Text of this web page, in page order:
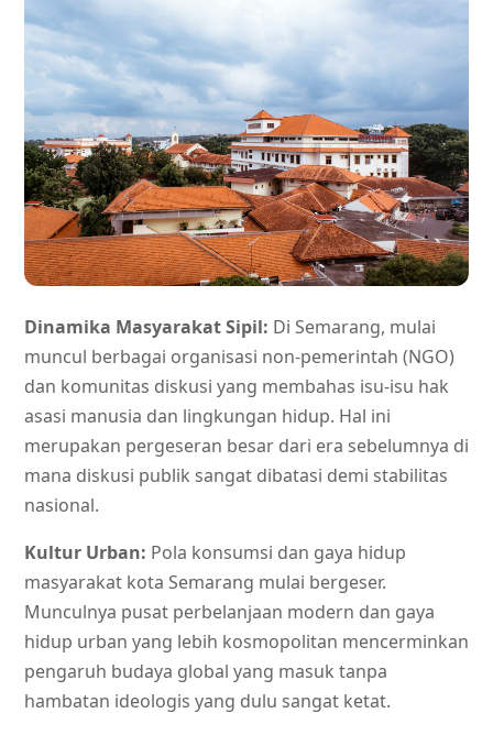
Dinamika Masyarakat Sipil: Di Semarang, mulai
muncul berbagai organisasi non-pemerintah (NGO)
dan komunitas diskusi yang membahas isu-isu hak
asasi manusia dan lingkungan hidup. Hal ini
merupakan pergeseran besar dari era sebelumnya di
mana diskusi publik sangat dibatasi demi stabilitas
nasional.
Kultur Urban: Pola konsumsi dan gaya hidup
masyarakat kota Semarang mulai bergeser.
Munculnya pusat perbelanjaan modern dan gaya
hidup urban yang lebih kosmopolitan mencerminkan
pengaruh budaya global yang masuk tanpa
hambatan ideologis yang dulu sangat ketat.